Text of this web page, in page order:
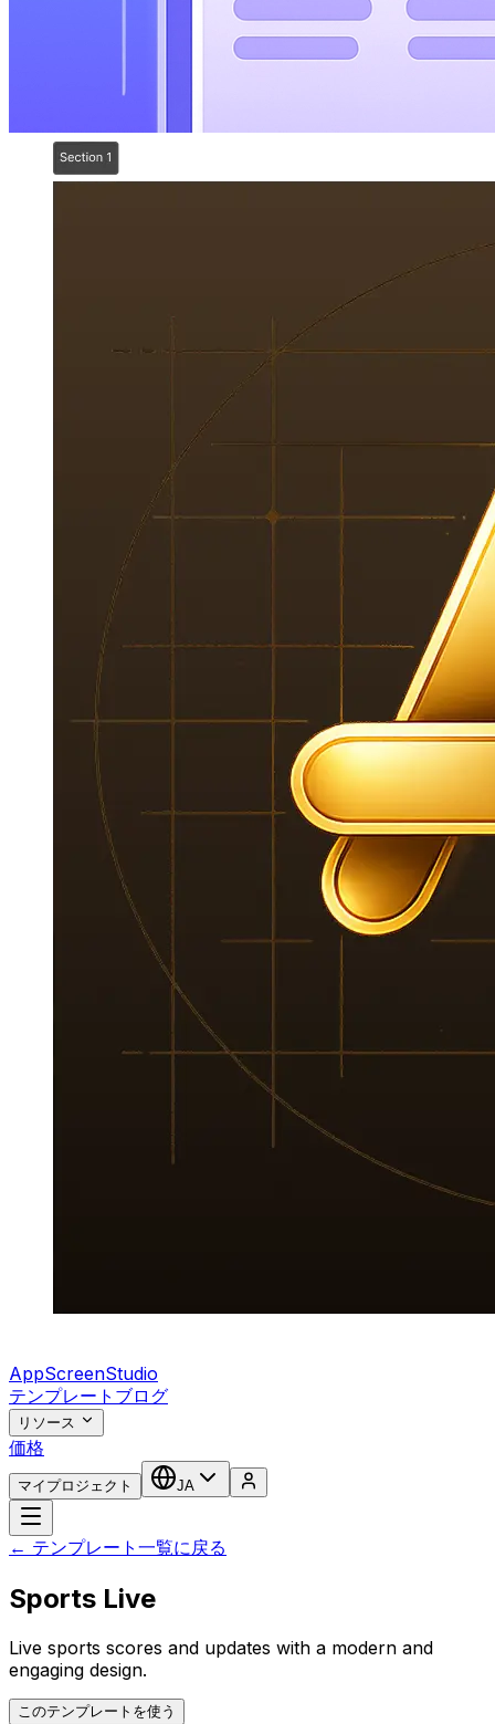
AppScreenStudio
テンプレート ブログ
リソース
価格
マイプロジェクト JA
← テンプレート一覧に戻る
Sports Live
Live sports scores and updates with a modern and
engaging design.
このテンプレートを使う